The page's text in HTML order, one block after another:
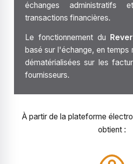
échanges administratifs
transactions financières.
Le fonctionnement du
basé sur l'échange, en temps
dématérialisées sur les
fournisseurs.
À partir de la plateforme
obtient :